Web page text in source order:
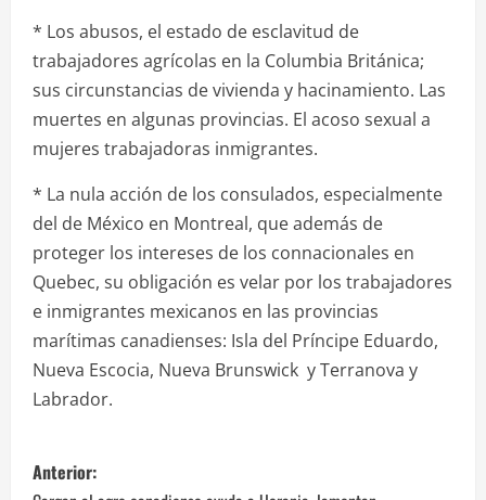
* Los abusos, el estado de esclavitud de
trabajadores agrícolas en la Columbia Británica;
sus circunstancias de vivienda y hacinamiento. Las
muertes en algunas provincias. El acoso sexual a
mujeres trabajadoras inmigrantes.
* La nula acción de los consulados, especialmente
del de México en Montreal, que además de
proteger los intereses de los connacionales en
Quebec, su obligación es velar por los trabajadores
e inmigrantes mexicanos en las provincias
marítimas canadienses: Isla del Príncipe Eduardo,
Nueva Escocia, Nueva Brunswick y Terranova y
Labrador.
N
Anterior: